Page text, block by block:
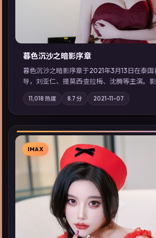
暮色沉沙之暗影序章
暮色沉沙之暗影序章于2021年3月13日在泰
导，刘亚仁、提莫西·查拉梅、沈腾等主演。
轴，一场意外将众人卷入不可撤回的连锁反应
地域气质；站内亦可通过「国产免费观看高清
展检索同类型高分佳作，畅享高清在线追剧
11,018 热度 8.7 分 2021-11-07
▶
IMAX